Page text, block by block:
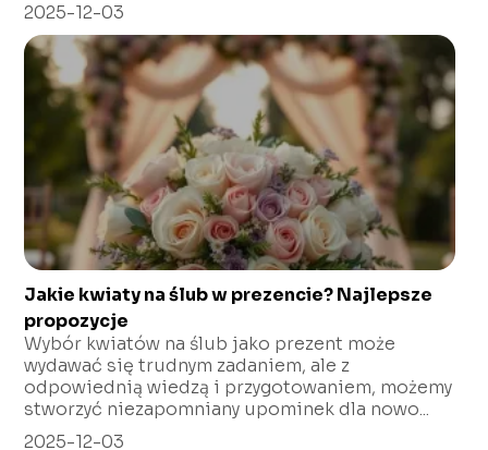
2025-12-03
Jakie kwiaty na ślub w prezencie? Najlepsze
propozycje
Wybór kwiatów na ślub jako prezent może
wydawać się trudnym zadaniem, ale z
odpowiednią wiedzą i przygotowaniem, możemy
stworzyć niezapomniany upominek dla nowo...
2025-12-03